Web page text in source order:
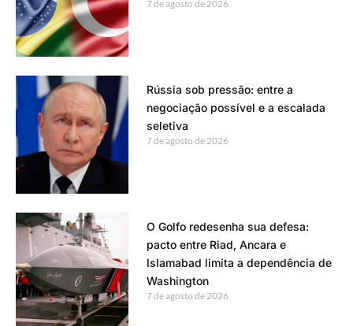
7 de agosto de 2026
Rússia sob pressão: entre a
negociação possível e a escalada
seletiva
7 de agosto de 2026
O Golfo redesenha sua defesa:
pacto entre Riad, Ancara e
Islamabad limita a dependência de
Washington
7 de agosto de 2026